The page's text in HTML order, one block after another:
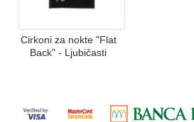
Cirkoni za nokte "Flat
Back" - Ljubičasti